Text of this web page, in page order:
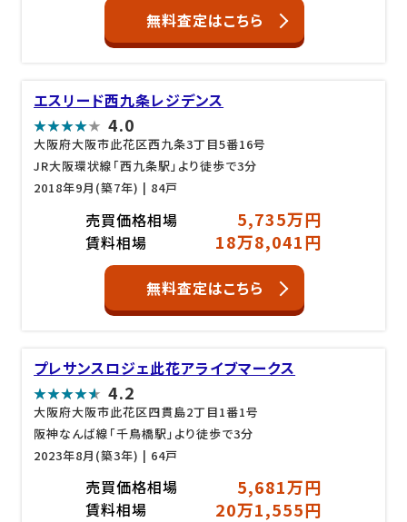
無料査定はこちら
エスリード西九条レジデンス
4.0
大阪府大阪市此花区西九条3丁目5番16号
JR大阪環状線「西九条駅」より徒歩で3分
2018年9月(築7年) | 84戸
売買価格相場 5,735万円
賃料相場 18万8,041円
無料査定はこちら
プレサンスロジェ此花アライブマークス
4.2
大阪府大阪市此花区四貫島2丁目1番1号
阪神なんば線「千鳥橋駅」より徒歩で3分
2023年8月(築3年) | 64戸
売買価格相場 5,681万円
賃料相場 20万1,555円